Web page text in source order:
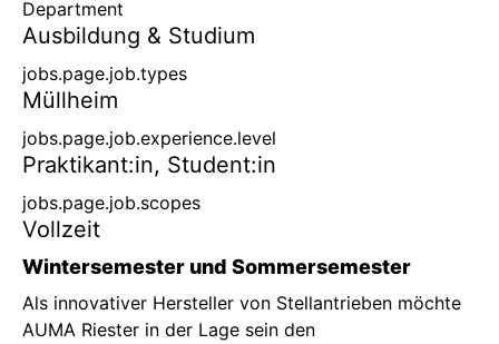
Home
Home
Home
Home
Home
Department
Ausbildung & Studium
jobs.page.job.types
Müllheim
jobs.page.job.experience.level
Praktikant:in, Student:in
jobs.page.job.scopes
Vollzeit
Wintersemester und Sommersemester
Als innovativer Hersteller von Stellantrieben möchte
AUMA Riester in der Lage sein den